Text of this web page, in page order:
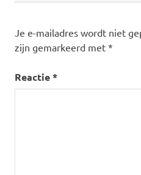
Je e-mailadres wordt niet
zijn gemarkeerd met *
Reactie*